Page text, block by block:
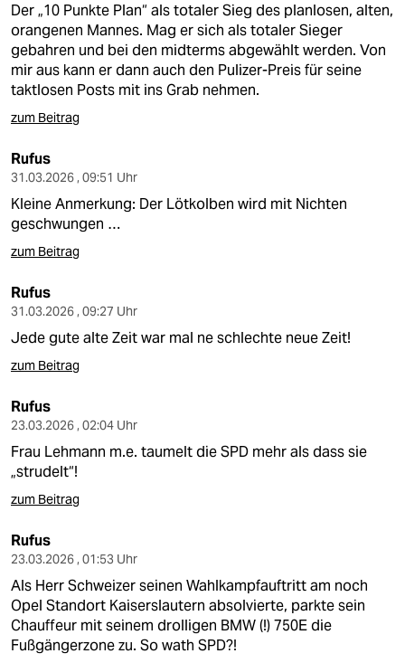
unterstützen
abo
Der „10 Punkte Plan“ als totaler Sieg des planlosen, alten,
orangenen Mannes. Mag er sich als totaler Sieger
gebahren und bei den midterms abgewählt werden. Von
mir aus kann er dann auch den Pulizer-Preis für seine
taktlosen Posts mit ins Grab nehmen.
zum Beitrag
Rufus
31.03.2026 , 09:51 Uhr
Kleine Anmerkung: Der Lötkolben wird mit Nichten
geschwungen …
zum Beitrag
Rufus
31.03.2026 , 09:27 Uhr
Jede gute alte Zeit war mal ne schlechte neue Zeit!
zum Beitrag
Rufus
23.03.2026 , 02:04 Uhr
Frau Lehmann m.e. taumelt die SPD mehr als dass sie
„strudelt“!
zum Beitrag
Rufus
23.03.2026 , 01:53 Uhr
Als Herr Schweizer seinen Wahlkampfauftritt am noch
Opel Standort Kaiserslautern absolvierte, parkte sein
Chauffeur mit seinem drolligen BMW (!) 750E die
Fußgängerzone zu. So wath SPD?!